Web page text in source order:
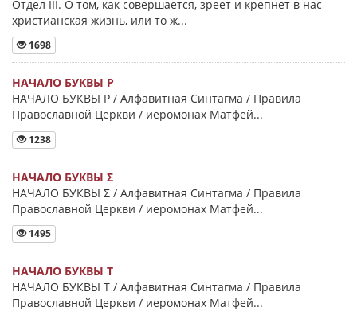
Отдел III. О том, как совершается, зреет и крепнет в нас
христианская жизнь, или то ж...
1698
НАЧАЛО БУКВЫ Ρ
НАЧАЛО БУКВЫ Ρ / Алфавитная Синтагма / Правила
Православной Церкви / иеромонах Матфей...
1238
НАЧАЛО БУКВЫ Σ
НАЧАЛО БУКВЫ Σ / Алфавитная Синтагма / Правила
Православной Церкви / иеромонах Матфей...
1495
НАЧАЛО БУКВЫ Τ
НАЧАЛО БУКВЫ Τ / Алфавитная Синтагма / Правила
Православной Церкви / иеромонах Матфей...